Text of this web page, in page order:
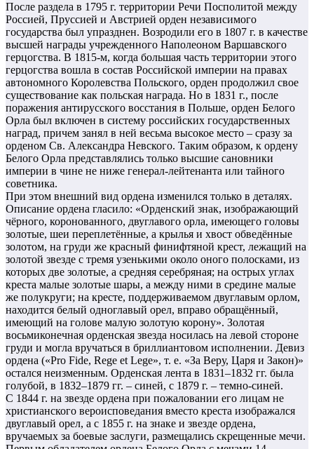
После раздела в 1795 г. территории Речи Посполитой между
Россией, Пруссией и Австрией орден независимого
государства был упразднен. Возродили его в 1807 г. в качестве
высшей награды учрежденного Наполеоном Варшавского
герцогства. В 1815-м, когда большая часть территории этого
герцогства вошла в состав Российской империи на правах
автономного Королевства Польского, орден продолжил свое
существование как польская награда. Но в 1831 г., после
поражения антирусского восстания в Польше, орден Белого
Орла был включен в систему российских государственных
наград, причем занял в ней весьма высокое место – сразу за
орденом Св. Александра Невского. Таким образом, к ордену
Белого Орла представлялись только высшие сановники
империи в чине не ниже генерал-лейтенанта или тайного
советника.
При этом внешний вид ордена изменился только в деталях.
Описание ордена гласило: «Орденский знак, изображающий
чёрного, коронованного, двуглавого орла, имеющего головы
золотые, шеи переплетённые, а крылья и хвост обведённые
золотом, на груди же красный финифтяной крест, лежащий на
золотой звезде с тремя узенькими около оного полосками, из
которых две золотые, а средняя серебряная; на острых углах
креста малые золотые шары, а между ними в средине малые
же полукруги; на кресте, поддерживаемом двуглавым орлом,
находится белый одноглавый орел, вправо обращённый,
имеющий на голове малую золотую корону». Золотая
восьмиконечная орденская звезда носилась на левой стороне
груди и могла вручаться в бриллиантовом исполнении. Девиз
ордена («Pro Fide, Rege et Lege», т. е. «За Веру, Царя и Закон)»
остался неизменным. Орденская лента в 1831–1832 гг. была
голубой, в 1832–1879 гг. – синей, с 1879 г. – темно-синей.
С 1844 г. на звезде ордена при пожаловании его лицам не
христианского вероисповедания вместо креста изображался
двуглавый орел, а с 1855 г. на знаке и звезде ордена,
вручаемых за боевые заслуги, размещались скрещенные мечи.